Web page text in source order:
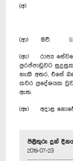
(අ)
(ආ) ඔව්. (i),
(ඇ) රාජ්‍ය
පුරප්පාඩුවට
හැකි අතර, එසේ
කවර ප්‍රදේශයක
ඇත.
(ඈ) අදාළ
පිළිතුරු දුන්
2019-07-23